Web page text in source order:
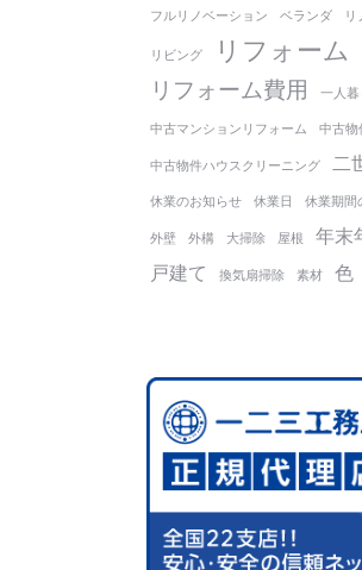
フルリノベーション ベランダ リ
リビング リフォーム
リフォーム費用 一人暮
中古マンションリフォーム 中古物
中古物件ハウスクリーニング 二
休業のお知らせ 休業日 休業期間
外壁 外構 大掃除 屋根 年末
戸建て 換気扇掃除 素材 色